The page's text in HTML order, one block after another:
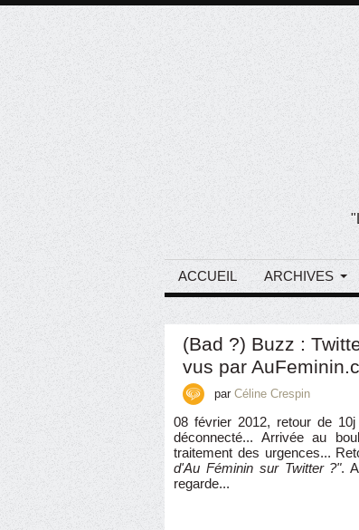
ACCUEIL ARCHIVES
(Bad ?) Buzz :
vus par
par Céline Crespin
08 février 2012, retour de
déconnecté... Arrivée au
traitement des urgences...
d'Au Féminin sur Twitter ?".
regarde...